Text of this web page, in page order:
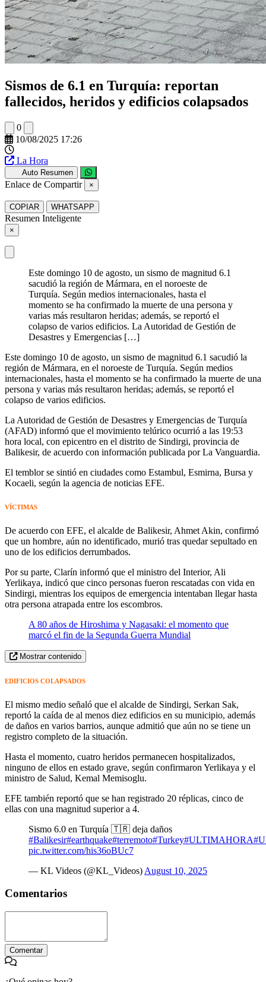
Sismos de 6.1 en Turquía: reportan
fallecidos, heridos y edificios colapsados
0
10/08/2025 17:26
La Hora
Auto Resumen
Enlace de Compartir ×
COPIAR WHATSAPP
Resumen Inteligente
×
Este domingo 10 de agosto, un sismo de magnitud 6.1
sacudió la región de Mármara, en el noroeste de
Turquía. Según medios internacionales, hasta el
momento se ha confirmado la muerte de una persona y
varias más resultaron heridas; además, se reportó el
colapso de varios edificios. La Autoridad de Gestión de
Desastres y Emergencias […]
Este domingo 10 de agosto, un sismo de magnitud 6.1 sacudió la
región de Mármara, en el noroeste de Turquía. Según medios
internacionales, hasta el momento se ha confirmado la muerte de una
persona y varias más resultaron heridas; además, se reportó el
colapso de varios edificios.
La Autoridad de Gestión de Desastres y Emergencias de Turquía
(AFAD) informó que el movimiento telúrico ocurrió a las 19:53
hora local, con epicentro en el distrito de Sindirgi, provincia de
Balikesir, de acuerdo con información publicada por La Vanguardia.
El temblor se sintió en ciudades como Estambul, Esmirna, Bursa y
Kocaeli, según la agencia de noticias EFE.
VÍCTIMAS
De acuerdo con EFE, el alcalde de Balikesir, Ahmet Akin, confirmó
que un hombre, aún no identificado, murió tras quedar sepultado en
uno de los edificios derrumbados.
Por su parte, Clarín informó que el ministro del Interior, Ali
Yerlikaya, indicó que cinco personas fueron rescatadas con vida en
Sindirgi, mientras los equipos de emergencia intentaban llegar hasta
otra persona atrapada entre los escombros.
A 80 años de Hiroshima y Nagasaki: el momento que
marcó el fin de la Segunda Guerra Mundial
Mostrar contenido
EDIFICIOS COLAPSADOS
El mismo medio señaló que el alcalde de Sindirgi, Serkan Sak,
reportó la caída de al menos diez edificios en su municipio, además
de daños en varios barrios, aunque admitió que aún no se tiene un
registro completo de la situación.
Hasta el momento, cuatro heridos permanecen hospitalizados,
ninguno de ellos en estado grave, según confirmaron Yerlikaya y el
ministro de Salud, Kemal Memisoglu.
EFE también reportó que se han registrado 20 réplicas, cinco de
ellas con una magnitud superior a 4.
Sismo 6.0 en Turquía 🇹🇷 deja daños
#Balikesir#earthquake#terremoto#Turkey#ULTIMAHORA
pic.twitter.com/his36oBUc7
— KL Videos (@KL_Videos) August 10, 2025
Comentarios
Comentar